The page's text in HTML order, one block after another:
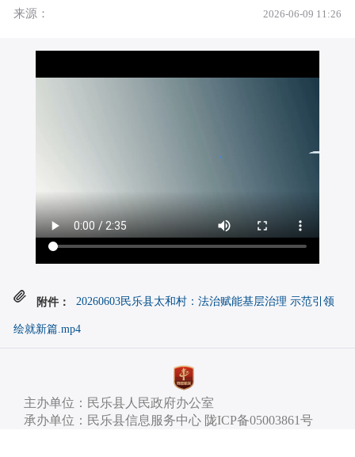
来源： 2026-06-09 11:26
附件： 20260603民乐县太和村：法治赋能基层治理 示范引领
绘就新篇.mp4
主办单位：民乐县人民政府办公室
承办单位：民乐县信息服务中心 陇ICP备05003861号